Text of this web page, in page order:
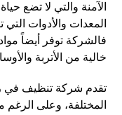
الآمنة والتي لا تضع
المعدات والأدوات
فالشركة توفر أيضاً
خالية من الأتربة
تقدم شركة تنظيف في
المختلفة، وعلى